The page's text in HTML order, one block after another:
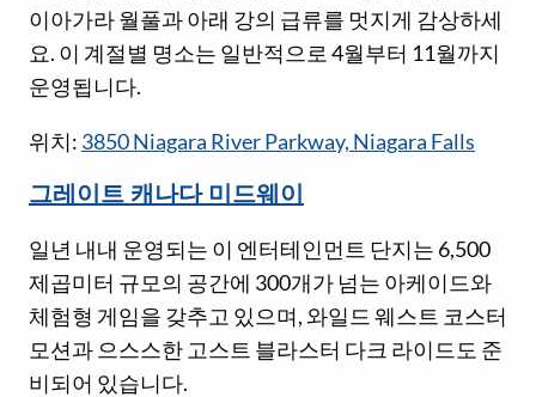
이아가라 월풀과 아래 강의 급류를 멋지게 감상하세
요. 이 계절별 명소는 일반적으로 4월부터 11월까지
운영됩니다.
위치: 3850 Niagara River Parkway, Niagara Falls
그레이트 캐나다 미드웨이
일년 내내 운영되는 이 엔터테인먼트 단지는 6,500
제곱미터 규모의 공간에 300개가 넘는 아케이드와
체험형 게임을 갖추고 있으며, 와일드 웨스트 코스터
모션과 으스스한 고스트 블라스터 다크 라이드도 준
비되어 있습니다.